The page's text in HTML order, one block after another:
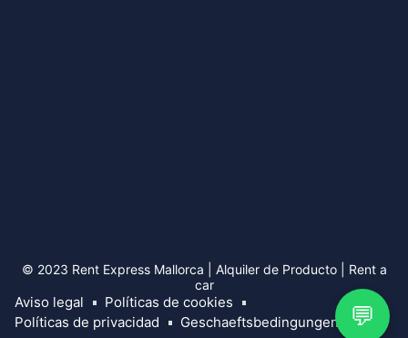
💬
© 2023 Rent Express Mallorca | Alquiler de Producto | Rent a
car
Aviso legal
Políticas de cookies
Políticas de privacidad
Geschaeftsbedingungen